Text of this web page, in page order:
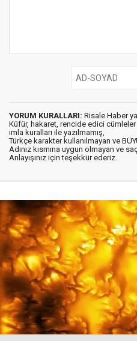
YORUM KURALLARI: Risale Haber
Küfür, hakaret, rencide edici cümleler
imla kuralları ile yazılmamış,
Türkçe karakter kullanılmayan ve
Adınız kısmına uygun olmayan ve
Anlayışınız için teşekkür ederiz.